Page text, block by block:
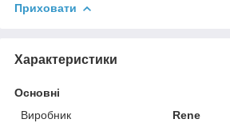
Приховати
Характеристики
Основні
Виробник
Rene